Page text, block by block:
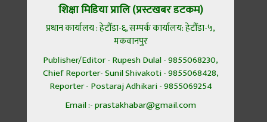
शिक्षा मिडिया प्रालि (प्रस्टखबर डटकम)
प्रधान कार्यालय : हेटौँडा-६, सम्पर्क कार्यालय: हेटौँडा-५,
मकवानपुर
Publisher/Editor - Rupesh Dulal - 9855068230,
Chief Reporter- Sunil Shivakoti - 9855068428,
Reporter - Postaraj Adhikari - 9855069254
Email :- prastakhabar@gmail.com